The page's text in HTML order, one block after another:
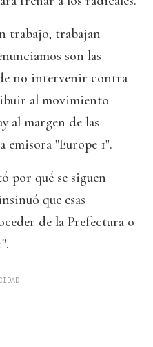
trabajo, trabajan
son las
no intervenir contra
al movimiento
al margen de las
"Europe 1".
por qué se siguen
que esas
de la Prefectura o